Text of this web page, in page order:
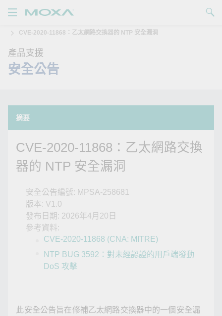
產品
解決方案
購買
聯絡我們
Partner Zone
My Moxa
CVE-2020-11868：乙太網路交換器的 NTP 安全漏洞
產品支援
安全公告
摘要
CVE-2020-11868：乙太網路交換
器的 NTP 安全漏洞
安全公告編號: MPSA-258681
版本: V1.0
發布日期: 2026年4月20日
參考資料:
CVE-2020-11868 (CNA: MITRE)
NTP BUG 3592：對未經認證的用戶端發動
DoS 攻擊
此安全公告旨在修補乙太網路交換器中的一個安全漏
查看詢價明細